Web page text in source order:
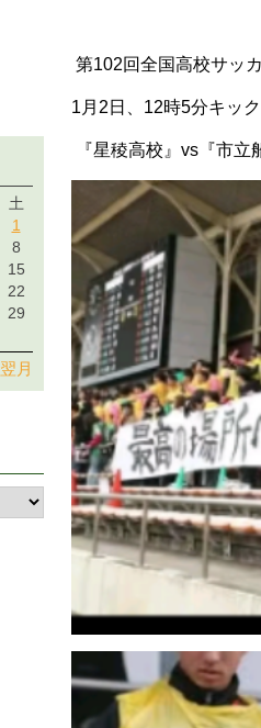
第102回全国高校サッ
1月2日、12時5分キッ
『星稜高校』vs『市立
土
1
8
15
22
29
翌月